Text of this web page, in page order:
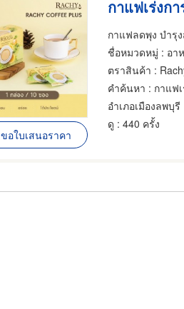
ขอใบเสนอราคา
กาแฟเร่งก
กาแฟลดพุง บำรุ
ชื่อหมวดหมู่ : อา
ตราสินค้า :
คำค้นหา : กาแฟ
อำเภอเมืองลพบุรี
ดู : 440 ครั้ง